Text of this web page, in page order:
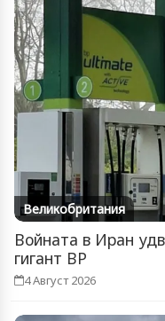
Великобритания
Войната в Иран
гигант BP
4 Август 2026